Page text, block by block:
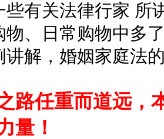
些有关法律行家 所
物、日常购物中多
讲解，婚姻家庭法
路任重而道远，
量！